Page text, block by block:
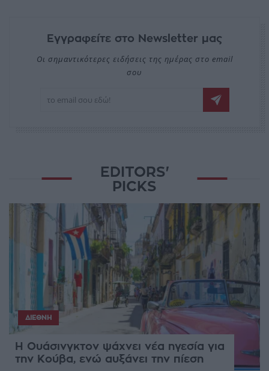
Εγγραφείτε στο Newsletter μας
Οι σημαντικότερες ειδήσεις της ημέρας στο email
σου
EDITORS'
PICKS
ΔΙΕΘΝΉ
Η Ουάσινγκτον ψάχνει νέα ηγεσία για
την Κούβα, ενώ αυξάνει την πίεση